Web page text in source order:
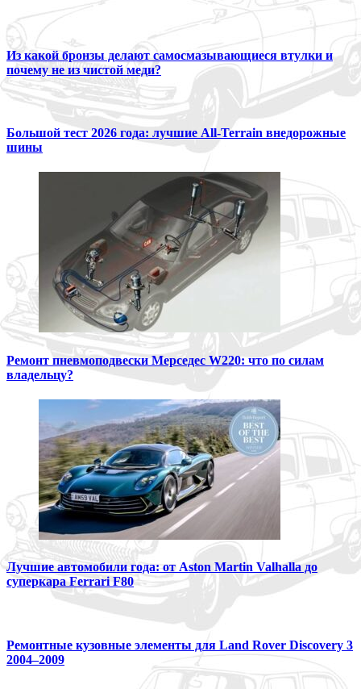
Из какой бронзы делают самосмазывающиеся втулки и
почему не из чистой меди?
Большой тест 2026 года: лучшие All-Terrain внедорожные
шины
Ремонт пневмоподвески Мерседес W220: что по силам
владельцу?
Лучшие автомобили года: от Aston Martin Valhalla до
суперкара Ferrari F80
Ремонтные кузовные элементы для Land Rover Discovery 3
2004–2009